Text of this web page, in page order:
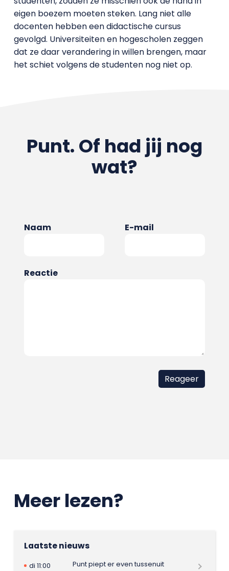
eigen boezem moeten steken. Lang niet alle
docenten hebben een didactische cursus
gevolgd. Universiteiten en hogescholen zeggen
dat ze daar verandering in willen brengen, maar
het schiet volgens de studenten nog niet op.
Punt. Of had jij nog
wat?
Naam E-mail
Reactie
Meer lezen?
Laatste nieuws
di 11:00
Punt piept er even tussenuit